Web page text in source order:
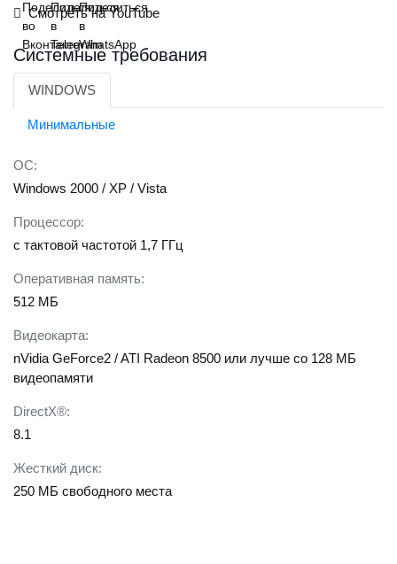
9 видов оружия массового уничтожения
Выбор красного или зеленого цвета крови
Умеющее удивить разнообразие врагов
Драйвовая музыка для драйвового экшена
Полезное оборудование — аптечки, фонари, боевые дроны
Смотреть на YouTube
Системные требования
WINDOWS
Минимальные
ОС:
Windows 2000 / XP / Vista
Процессор:
с тактовой частотой 1,7 ГГц
Оперативная память:
512 МБ
Видеокарта:
nVidia GeForce2 / ATI Radeon 8500 или лучше со 128 МБ
видеопамяти
DirectX®:
8.1
Жесткий диск:
250 МБ свободного места